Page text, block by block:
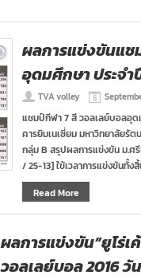
ผลการแข่งขันแช
อุดมศึกษา ประจำ
TVA volley
แชมป์กีฬา 7 สี วอลเลย์บอลอุ
คารยิมเนเซี่ยม มหาวิทยาลัยรั
กลุ่ม B สรุปผลการแข่งขัน ม.ศ
/ 25-13] ใข้เวลาการแข่งขันทั้
Read More
ผลการแข่งขัน”ยูโร่
วอลเลย์บอล 2016 วั